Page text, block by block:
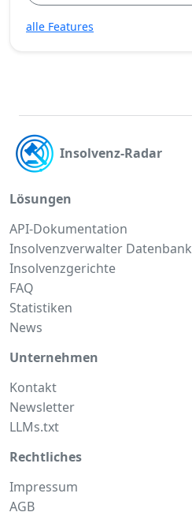
alle Features
Insolvenz-Radar
Lösungen
API-Dokumentation
Insolvenzverwalter Datenbank
Insolvenzgerichte
FAQ
Statistiken
News
Unternehmen
Kontakt
Newsletter
LLMs.txt
Rechtliches
Impressum
AGB